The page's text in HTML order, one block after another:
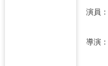
演員：
導演：